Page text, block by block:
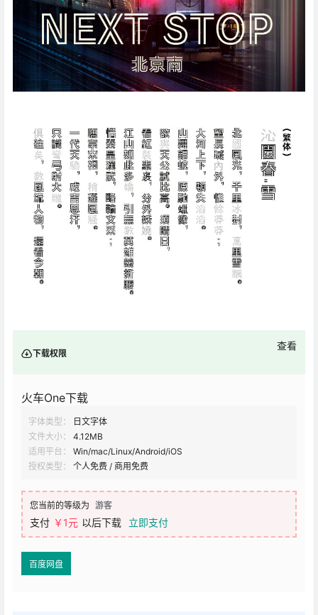
下载权限
查看
火车One下载
字体类型：
日文字体
文件大小：
4.12MB
适用平台：
Win/mac/Linux/Android/iOS
授权类型：
个人免费 / 商用免费
您当前的等级为 游客
支付 ￥1元 以后下载 立即支付
百度网盘